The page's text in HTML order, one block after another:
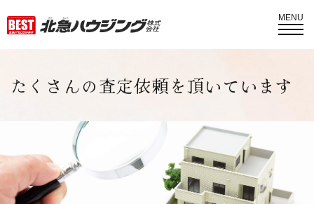
MENU
たくさんの査定依頼を頂いています